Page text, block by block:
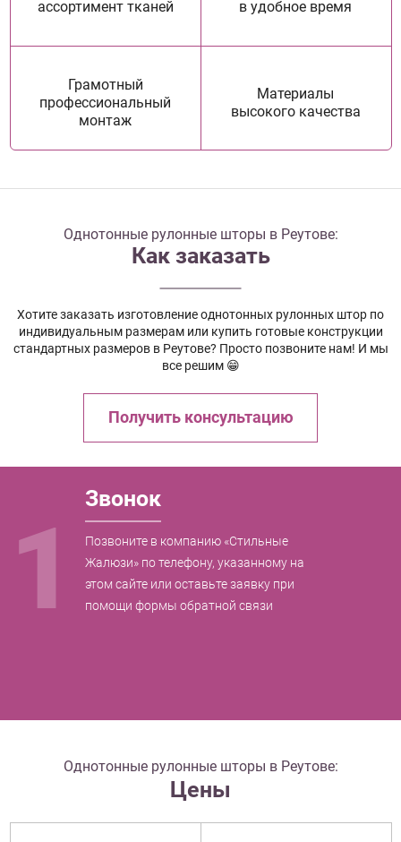
ассортимент тканей в удобное время
Грамотный
профессиональный
монтаж
Материалы
высокого качества
Однотонные рулонные шторы в Реутове:
Как заказать
Хотите заказать изготовление однотонных рулонных штор по
индивидуальным размерам или купить готовые конструкции
стандартных размеров в Реутове? Просто позвоните нам! И мы
все решим 😁
Получить консультацию
1
Звонок
Позвоните в компанию «Стильные
Жалюзи» по телефону, указанному на
этом сайте или оставьте заявку при
помощи формы обратной связи
Однотонные рулонные шторы в Реутове:
Цены